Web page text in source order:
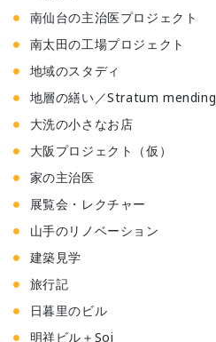
南仙台の主治医プロジェクト
南太田の工場プロジェクト
地域のスタディ
地層の繕い／Stratum mending
大洗の小さなお店
大阪プロジェクト（仮）
家の主治医
展覧会・レクチャー
山手のリノベーション
建築見学
旅行記
日暮里のビル
明祥ビル＋Soi